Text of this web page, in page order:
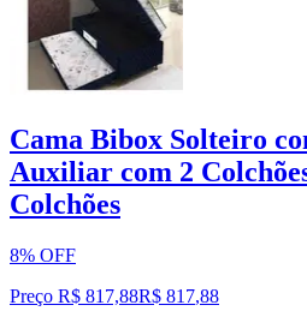
Cama Bibox Solteiro
Auxiliar com 2
Colchões
8% OFF
Preço R$ 817,88R$ 817,88